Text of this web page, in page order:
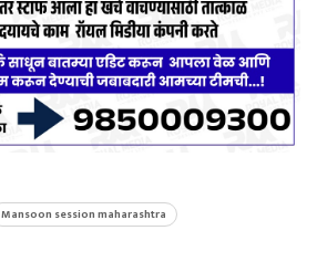
Mansoon session maharashtra